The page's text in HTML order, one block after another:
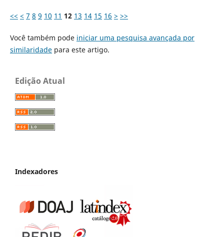
<< < 7 8 9 10 11 12 13 14 15 16 > >>
Você também pode iniciar uma pesquisa avançada por
similaridadepara este artigo.
Edição Atual
Indexadores